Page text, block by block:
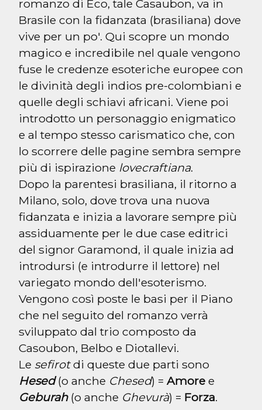
romanzo di Eco, tale Casaubon, va in
Brasile con la fidanzata (brasiliana) dove
vive per un po'. Qui scopre un mondo
magico e incredibile nel quale vengono
fuse le credenze esoteriche europee con
le divinità degli indios pre-colombiani e
quelle degli schiavi africani. Viene poi
introdotto un personaggio enigmatico
e al tempo stesso carismatico che, con
lo scorrere delle pagine sembra sempre
più di ispirazione lovecraftiana.
Dopo la parentesi brasiliana, il ritorno a
Milano, solo, dove trova una nuova
fidanzata e inizia a lavorare sempre più
assiduamente per le due case editrici
del signor Garamond, il quale inizia ad
introdursi (e introdurre il lettore) nel
variegato mondo dell'esoterismo.
Vengono così poste le basi per il Piano
che nel seguito del romanzo verrà
sviluppato dal trio composto da
Casoubon, Belbo e Diotallevi.
Le sefirot
Hesed (o anche Chesed) = Amore
Geburah (o anche Ghevurà) = Forza.